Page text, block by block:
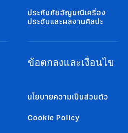
ประกันภัยอัญมณีเครื่อง
ประดับและผลงานศิลปะ
ข้อตกลงและเงื่อนไข
นโยบายความเป็นส่วนตัว
Cookie Policy